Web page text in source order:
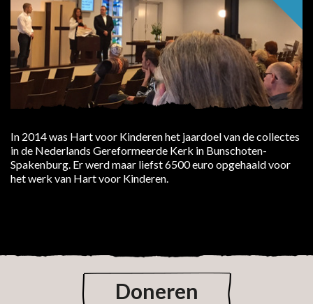
In 2014 was Hart voor Kinderen het jaardoel van de collectes
in de Nederlands Gereformeerde Kerk in Bunschoten-
Spakenburg. Er werd maar liefst 6500 euro opgehaald voor
het werk van Hart voor Kinderen.
Doneren